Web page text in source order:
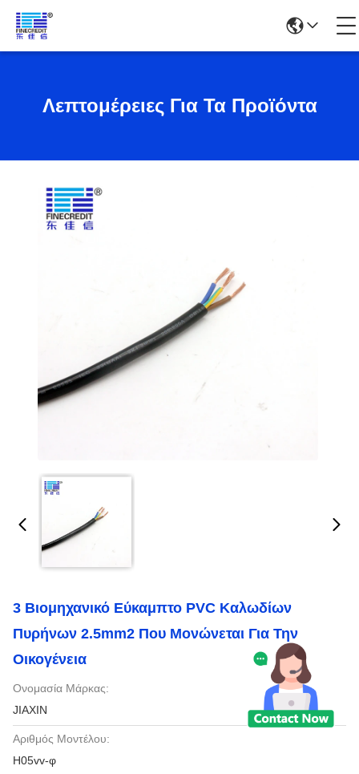
Λεπτομέρειες Για Τα Προϊόντα
3 Βιομηχανικό Εύκαμπτο PVC Καλωδίων
Πυρήνων 2.5mm2 Που Μονώνεται Για Την
Οικογένεια
Ονομασία Μάρκας:
JIAXIN
Αριθμός Μοντέλου:
H05vv-φ